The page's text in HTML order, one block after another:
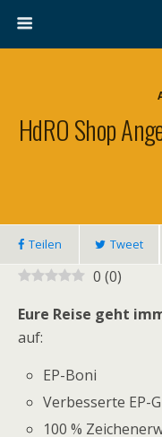
HdRO Shop
Teilen Tweet
0 (0)
Eure Reise geht
auf:
EP-Boni
Verbesserte EP-
100 %